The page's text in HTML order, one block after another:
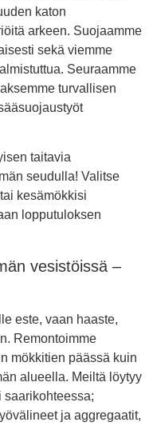
katon
arkeen. Suojaamme
sekä viemme
Seuraamme
turvallisen
taitavia
seudulla! Valitse
kesämökkisi
lopputuloksen
vesistöissä –
este, vaan haaste,
Remontoimme
mökkitien päässä kuin
alueella. Meiltä löytyy
saarikohteessa;
ja aggregaatit,